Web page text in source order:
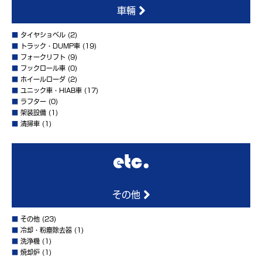
車輛
タイヤショベル (2)
トラック・DUMP車 (19)
フォークリフト (9)
フックロール車 (0)
ホイールローダ (2)
ユニック車・HIAB車 (17)
ラフター (0)
架装設備 (1)
清掃車 (1)
その他
その他 (23)
冷却・粉塵除去器 (1)
洗浄機 (1)
焼却炉 (1)